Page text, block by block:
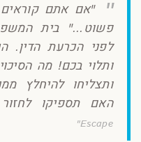
"אם אתם
פשוט..." בית
לפני הכרעת הדין.
ותלוי בכם! מה
ותצליחו להיחלץ
האם תספיקו לחזור
Escape"